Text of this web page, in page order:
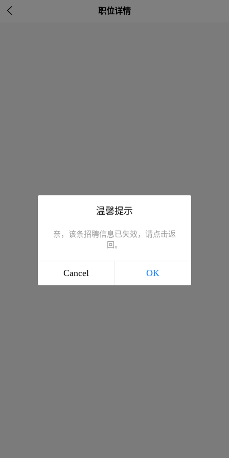
 职位详情
温馨提示
亲，该条招聘信息已失效，请点击返
回。
Cancel OK